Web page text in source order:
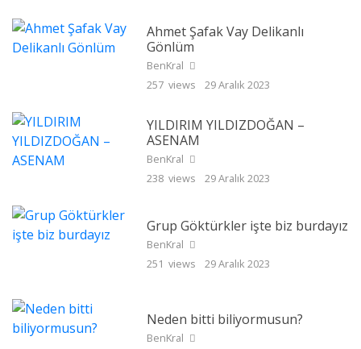
Ahmet Şafak Vay Delikanlı
Gönlüm
BenKral
257 views
29 Aralık 2023
YILDIRIM YILDIZDOĞAN –
ASENAM
BenKral
238 views
29 Aralık 2023
Grup Göktürkler işte biz burdayız
BenKral
251 views
29 Aralık 2023
Neden bitti biliyormusun?
BenKral